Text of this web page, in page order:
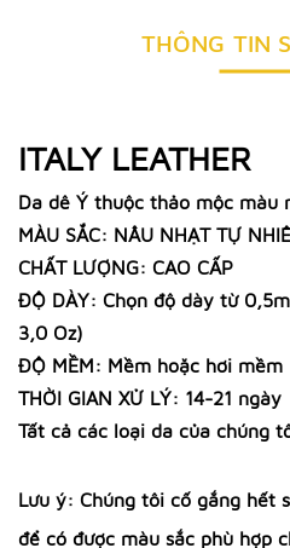
THÔNG TIN
ITALY LEATHER
Da dê Ý thuộc thảo mộc màu
MÀU SẮC: NÂU NHẠT TỰ
CHẤT LƯỢNG: CAO CẤP
ĐỘ DÀY: Chọn độ dày từ
3,0 Oz)
ĐỘ MỀM: Mềm hoặc hơi mềm
THỜI GIAN XỬ LÝ: 14-21 ngày
Tất cả các loại da của chúng
Lưu ý: Chúng tôi cố gắng hết
để có được màu sắc phù hợp